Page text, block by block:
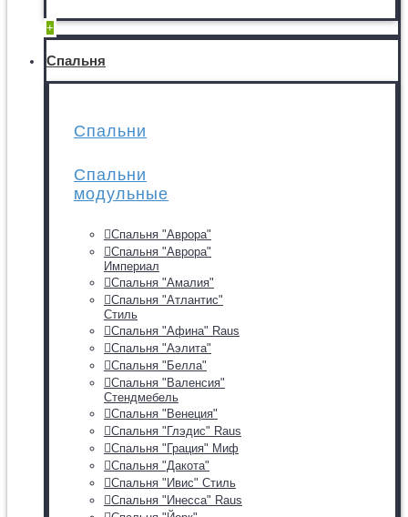
+
Спальня
Спальни
Спальни
модульные
Спальня "Аврора"
Спальня "Аврора"
Империал
Спальня "Амалия"
Спальня "Атлантис"
Стиль
Спальня "Афина" Raus
Спальня "Аэлита"
Спальня "Белла"
Спальня "Валенсия"
Стендмебель
Спальня "Венеция"
Спальня "Глэдис" Raus
Спальня "Грация" Миф
Спальня "Дакота"
Спальня "Ивис" Стиль
Спальня "Инесса" Raus